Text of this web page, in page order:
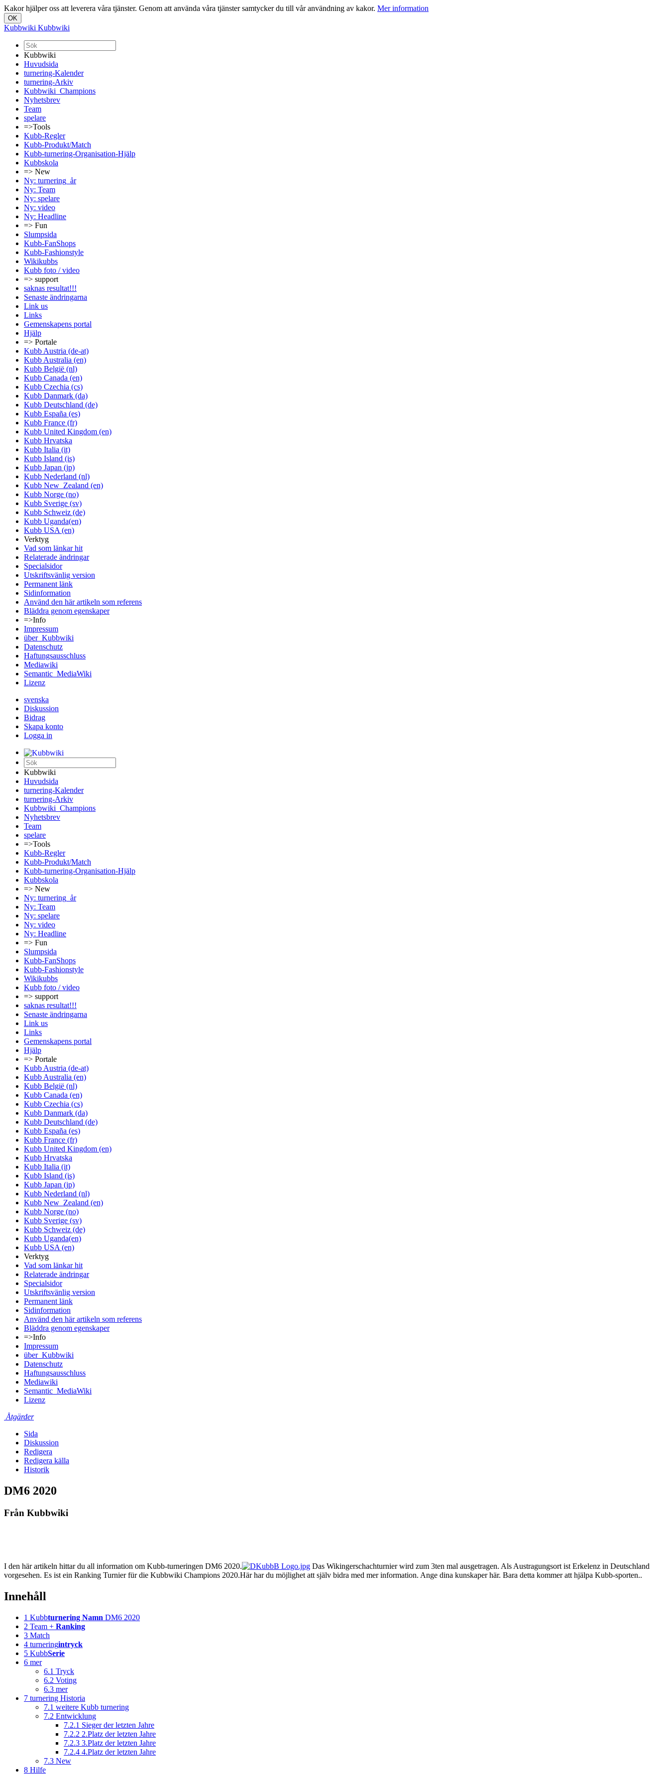
Kakor hjälper oss att leverera våra tjänster. Genom att använda våra tjänster samtycker du till vår användning av kakor. Mer information
Kubbwiki Kubbwiki
Kubbwiki
Huvudsida
turnering-Kalender
turnering-Arkiv
Kubbwiki_Champions
Nyhetsbrev
Team
spelare
=>Tools
Kubb-Regler
Kubb-Produkt/Match
Kubb-turnering-Organisation-Hjälp
Kubbskola
=> New
Ny: turnering_år
Ny: Team
Ny: spelare
Ny: video
Ny: Headline
=> Fun
Slumpsida
Kubb-FanShops
Kubb-Fashionstyle
Wikikubbs
Kubb foto / video
=> support
saknas resultat!!!
Senaste ändringarna
Link us
Links
Gemenskapens portal
Hjälp
=> Portale
Kubb Austria (de-at)
Kubb Australia (en)
Kubb België (nl)
Kubb Canada (en)
Kubb Czechia (cs)
Kubb Danmark (da)
Kubb Deutschland (de)
Kubb España (es)
Kubb France (fr)
Kubb United Kingdom (en)
Kubb Hrvatska
Kubb Italia (it)
Kubb Island (is)
Kubb Japan (jp)
Kubb Nederland (nl)
Kubb New_Zealand (en)
Kubb Norge (no)
Kubb Sverige (sv)
Kubb Schweiz (de)
Kubb Uganda(en)
Kubb USA (en)
Verktyg
Vad som länkar hit
Relaterade ändringar
Specialsidor
Utskriftsvänlig version
Permanent länk
Sidinformation
Använd den här artikeln som referens
Bläddra genom egenskaper
=>Info
Impressum
über_Kubbwiki
Datenschutz
Haftungsausschluss
Mediawiki
Semantic_MediaWiki
Lizenz
svenska
Diskussion
Bidrag
Skapa konto
Logga in
Kubbwiki
Huvudsida
turnering-Kalender
turnering-Arkiv
Kubbwiki_Champions
Nyhetsbrev
Team
spelare
=>Tools
Kubb-Regler
Kubb-Produkt/Match
Kubb-turnering-Organisation-Hjälp
Kubbskola
=> New
Ny: turnering_år
Ny: Team
Ny: spelare
Ny: video
Ny: Headline
=> Fun
Slumpsida
Kubb-FanShops
Kubb-Fashionstyle
Wikikubbs
Kubb foto / video
=> support
saknas resultat!!!
Senaste ändringarna
Link us
Links
Gemenskapens portal
Hjälp
=> Portale
Kubb Austria (de-at)
Kubb Australia (en)
Kubb België (nl)
Kubb Canada (en)
Kubb Czechia (cs)
Kubb Danmark (da)
Kubb Deutschland (de)
Kubb España (es)
Kubb France (fr)
Kubb United Kingdom (en)
Kubb Hrvatska
Kubb Italia (it)
Kubb Island (is)
Kubb Japan (jp)
Kubb Nederland (nl)
Kubb New_Zealand (en)
Kubb Norge (no)
Kubb Sverige (sv)
Kubb Schweiz (de)
Kubb Uganda(en)
Kubb USA (en)
Verktyg
Vad som länkar hit
Relaterade ändringar
Specialsidor
Utskriftsvänlig version
Permanent länk
Sidinformation
Använd den här artikeln som referens
Bläddra genom egenskaper
=>Info
Impressum
über_Kubbwiki
Datenschutz
Haftungsausschluss
Mediawiki
Semantic_MediaWiki
Lizenz
Åtgärder
Sida
Diskussion
Redigera
Redigera källa
Historik
DM6 2020
Från Kubbwiki
I den här artikeln hittar du all information om Kubb-turneringen DM6 2020.
Das Wikingerschachturnier wird zum 3ten mal ausgetragen. Als Austragungsort ist Erkelenz in Deutschland
vorgesehen. Es ist ein Ranking Turnier für die Kubbwiki Champions 2020.Här har du möjlighet att själv bidra med mer information. Ange dina kunskaper här. Bara detta kommer att hjälpa Kubb-sporten..
Innehåll
1 Kubbturnering Namn DM6 2020
2 Team + Ranking
3 Match
4 turneringintryck
5 KubbSerie
6 mer
6.1 Tryck
6.2 Voting
6.3 mer
7 turnering Historia
7.1 weitere Kubb turnering
7.2 Entwicklung
7.2.1 Sieger der letzten Jahre
7.2.2 2.Platz der letzten Jahre
7.2.3 3.Platz der letzten Jahre
7.2.4 4.Platz der letzten Jahre
7.3 New
8 Hilfe